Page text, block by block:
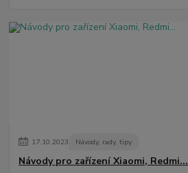
17.10.2023 Návody, rady, tipy
Návody pro zařízení Xiaomi, Redmi...